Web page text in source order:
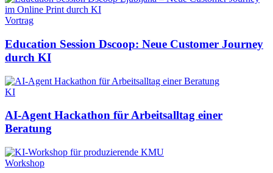
Vortrag
Education Session Dscoop: Neue Customer Journey
durch KI
KI
AI-Agent Hackathon für Arbeitsalltag einer
Beratung
Workshop